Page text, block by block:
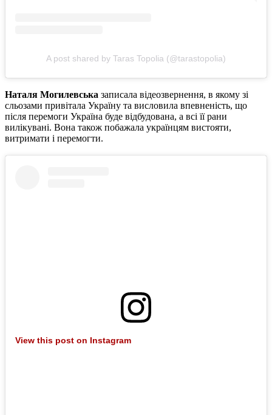
A post shared by Taras Topolia (@tarastopolia)
Наталя Могилевська записала відеозвернення, в якому зі
сльозами привітала Україну та висловила впевненість, що
після перемоги Україна буде відбудована, а всі її рани
вилікувані. Вона також побажала українцям вистояти,
витримати і перемогти.
View this post on Instagram